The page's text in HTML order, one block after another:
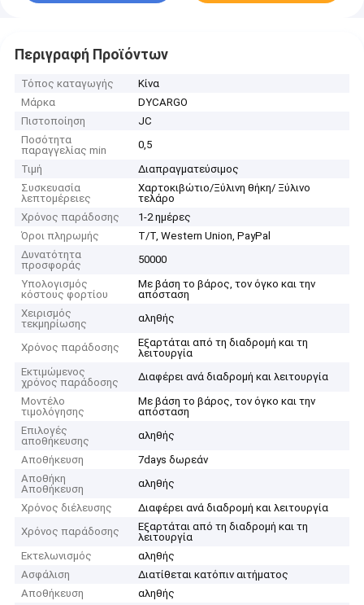
Περιγραφή Προϊόντων
Τόπος καταγωγής
Κίνα
Μάρκα
DYCARGO
Πιστοποίηση
JC
Ποσότητα
παραγγελίας min
0,5
Τιμή
Διαπραγματεύσιμος
Συσκευασία
λεπτομέρειες
Χαρτοκιβώτιο/Ξύλινη θήκη/ Ξύλινο
τελάρο
Χρόνος παράδοσης
1-2 ημέρες
Όροι πληρωμής
T/T, Western Union, PayPal
Δυνατότητα
προσφοράς
50000
Υπολογισμός
κόστους φορτίου
Με βάση το βάρος, τον όγκο και την
απόσταση
Χειρισμός
τεκμηρίωσης
αληθής
Χρόνος παράδοσης
Εξαρτάται από τη διαδρομή και τη
λειτουργία
Εκτιμώμενος
χρόνος παράδοσης
Διαφέρει ανά διαδρομή και λειτουργία
Μοντέλο
τιμολόγησης
Με βάση το βάρος, τον όγκο και την
απόσταση
Επιλογές
αποθήκευσης
αληθής
Αποθήκευση
7days δωρεάν
Αποθήκη
Αποθήκευση
αληθής
Χρόνος διέλευσης
Διαφέρει ανά διαδρομή και λειτουργία
Χρόνος παράδοσης
Εξαρτάται από τη διαδρομή και τη
λειτουργία
Εκτελωνισμός
αληθής
Ασφάλιση
Διατίθεται κατόπιν αιτήματος
Αποθήκευση
αληθής